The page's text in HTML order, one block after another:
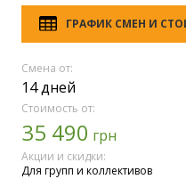
ГРАФИК СМЕН И
Смена от:
14 дней
Стоимость от:
35 490 грн
Акции и скидки:
Для групп и коллективов